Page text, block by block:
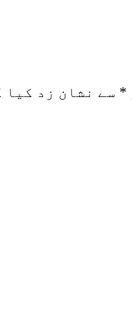
* سے نشان زد کیا